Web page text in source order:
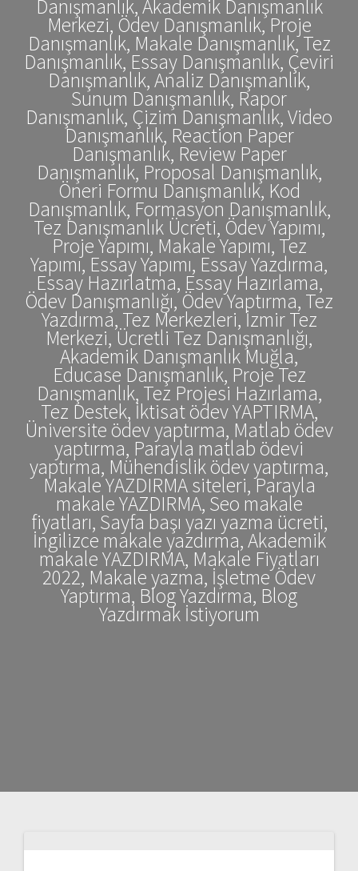
Danışmanlık, Akademik Danışmanlık
Merkezi, Ödev Danışmanlık, Proje
Danışmanlık, Makale Danışmanlık, Tez
Danışmanlık, Essay Danışmanlık, Çeviri
Danışmanlık, Analiz Danışmanlık,
Sunum Danışmanlık, Rapor
Danışmanlık, Çizim Danışmanlık, Video
Danışmanlık, Reaction Paper
Danışmanlık, Review Paper
Danışmanlık, Proposal Danışmanlık,
Öneri Formu Danışmanlık, Kod
Danışmanlık, Formasyon Danışmanlık,
Tez Danışmanlık Ücreti, Ödev Yapımı,
Proje Yapımı, Makale Yapımı, Tez
Yapımı, Essay Yapımı, Essay Yazdırma,
Essay Hazırlatma, Essay Hazırlama,
Ödev Danışmanlığı, Ödev Yaptırma, Tez
Yazdırma, Tez Merkezleri, İzmir Tez
Merkezi, Ücretli Tez Danışmanlığı,
Akademik Danışmanlık Muğla,
Educase Danışmanlık, Proje Tez
Danışmanlık, Tez Projesi Hazırlama,
Tez Destek, İktisat ödev YAPTIRMA,
Üniversite ödev yaptırma, Matlab ödev
yaptırma, Parayla matlab ödevi
yaptırma, Mühendislik ödev yaptırma,
Makale YAZDIRMA siteleri, Parayla
makale YAZDIRMA, Seo makale
fiyatları, Sayfa başı yazı yazma ücreti,
İngilizce makale yazdırma, Akademik
makale YAZDIRMA, Makale Fiyatları
2022, Makale yazma, İşletme Ödev
Yaptırma, Blog Yazdırma, Blog
Yazdırmak İstiyorum